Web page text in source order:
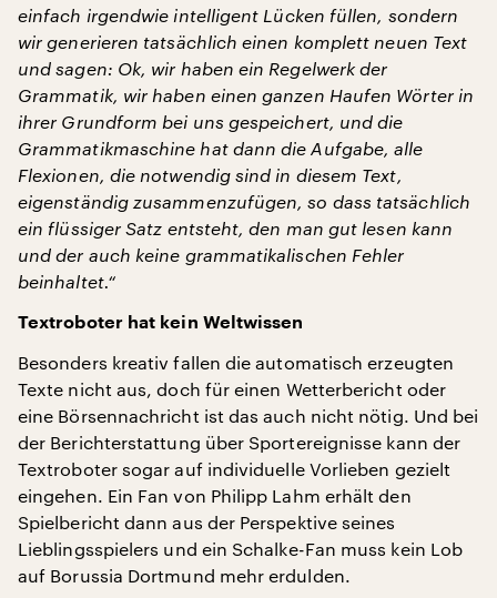
einfach irgendwie intelligent Lücken füllen, sondern
wir generieren tatsächlich einen komplett neuen Text
und sagen: Ok, wir haben ein Regelwerk der
Grammatik, wir haben einen ganzen Haufen Wörter in
ihrer Grundform bei uns gespeichert, und die
Grammatikmaschine hat dann die Aufgabe, alle
Flexionen, die notwendig sind in diesem Text,
eigenständig zusammenzufügen, so dass tatsächlich
ein flüssiger Satz entsteht, den man gut lesen kann
und der auch keine grammatikalischen Fehler
beinhaltet.“
Textroboter hat kein Weltwissen
Besonders kreativ fallen die automatisch erzeugten
Texte nicht aus, doch für einen Wetterbericht oder
eine Börsennachricht ist das auch nicht nötig. Und bei
der Berichterstattung über Sportereignisse kann der
Textroboter sogar auf individuelle Vorlieben gezielt
eingehen. Ein Fan von Philipp Lahm erhält den
Spielbericht dann aus der Perspektive seines
Lieblingsspielers und ein Schalke-Fan muss kein Lob
auf Borussia Dortmund mehr erdulden.